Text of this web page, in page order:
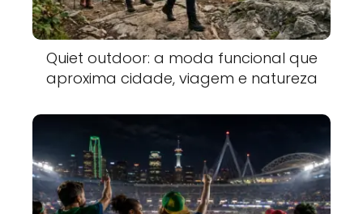
Quiet outdoor: a moda funcional que
aproxima cidade, viagem e natureza